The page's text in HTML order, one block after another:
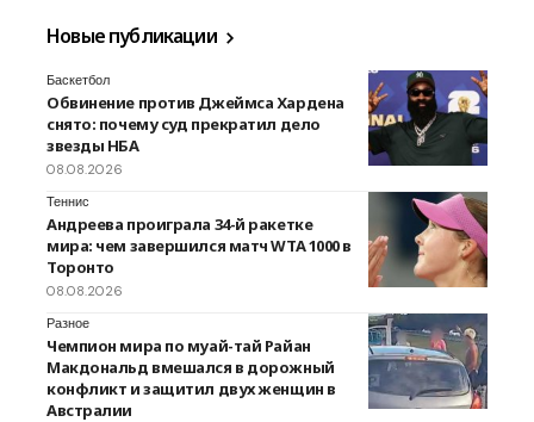
Новые публикации
Баскетбол
Обвинение против Джеймса Хардена
снято: почему суд прекратил дело
звезды НБА
08.08.2026
Теннис
Андреева проиграла 34-й ракетке
мира: чем завершился матч WTA 1000 в
Торонто
08.08.2026
Разное
Чемпион мира по муай-тай Райан
Макдональд вмешался в дорожный
конфликт и защитил двух женщин в
Австралии